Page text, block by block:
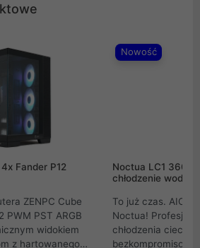
Fander P12
ZENPC Cube
PWM PST ARGB
widokiem
z hartowanego
Nowość
Noctua LC1
chłodzenie wodne
To już czas. AIO
Noctua!
chłodzenia cieczą